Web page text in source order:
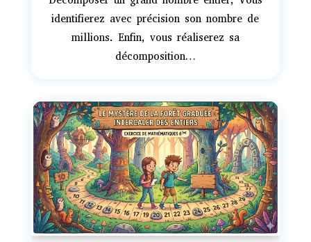
identifierez avec précision son nombre de
millions. Enfin, vous réaliserez sa
décomposition…